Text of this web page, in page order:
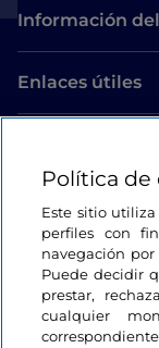
Información
Enlaces útiles
Estamos en
Política de
Este sitio
perfiles con
navegación
Puede decidir
prestar,
cualquier